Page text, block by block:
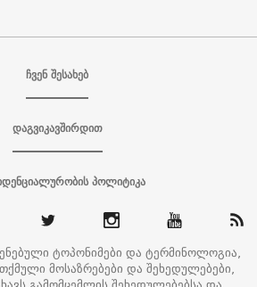
ჩვენ შესახებ
დაგვიკავშირდით
პოლიტიკა
ტოპონიმები და ტერმინოლოგია,
მოსაზრებები და შეხედულებები,